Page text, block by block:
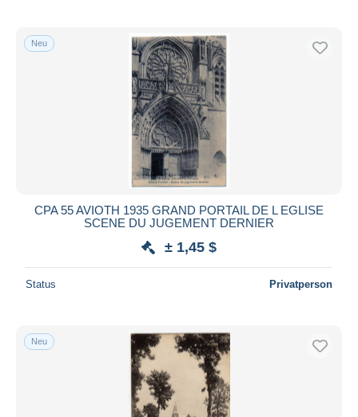
Neu
CPA 55 AVIOTH 1935 GRAND PORTAIL DE L EGLISE
SCENE DU JUGEMENT DERNIER
± 1,45 $
Status Privatperson
Neu